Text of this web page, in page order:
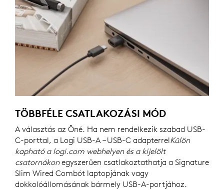
TÖBBFÉLE CSATLAKOZÁSI MÓD
A választás az Öné. Ha nem rendelkezik szabad USB-
C-porttal, a Logi USB-A – USB-C adapterrelKülön
kapható a logi.com webhelyen és a kijelölt
csatornákonegyszerűen csatlakoztathatja a Signature
Slim Wired Combót laptopjának vagy
dokkolóállomásának bármely USB-A-portjához.